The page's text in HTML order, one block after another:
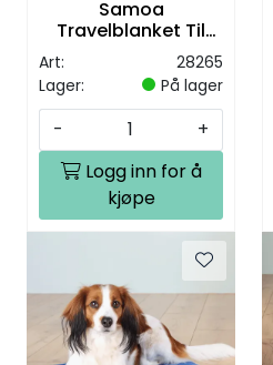
Samoa
Travelblanket Til
Kjølematte
Isblå/Grå 85x70cm
Art:
28265
Lager:
På lager
-
+
Logg inn for å
kjøpe